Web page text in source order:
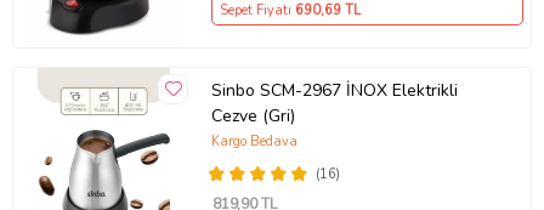
Sepet Fiyatı 690,69 TL
Sinbo SCM-2967 İNOX Elektrikli
Cezve (Gri)
(16)
Kargo Bedava
819,90 TL